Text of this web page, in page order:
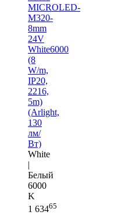
MICROLED-
M320-
8mm
24V
White6000
(8
W/m,
IP20,
2216,
5m)
(Arlight,
130
лм/
Вт)
White
|
Белый
6000
K
1 63465